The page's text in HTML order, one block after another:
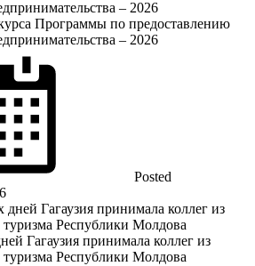
Программы по предоставлению
– 2026
Posted
Гагаузия принимала коллег из
Республики Молдова